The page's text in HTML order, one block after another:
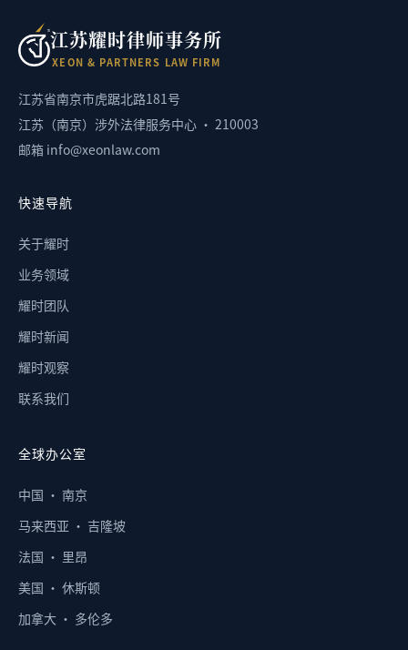
江苏耀时律师事务所
XEON & PARTNERS LAW FIRM
江苏省南京市虎踞北路181号
江苏（南京）涉外法律服务中心 · 210003
邮箱 info@xeonlaw.com
快速导航
关于耀时
业务领域
耀时团队
耀时新闻
耀时观察
联系我们
全球办公室
中国 · 南京
马来西亚 · 吉隆坡
法国 · 里昂
美国 · 休斯顿
加拿大 · 多伦多